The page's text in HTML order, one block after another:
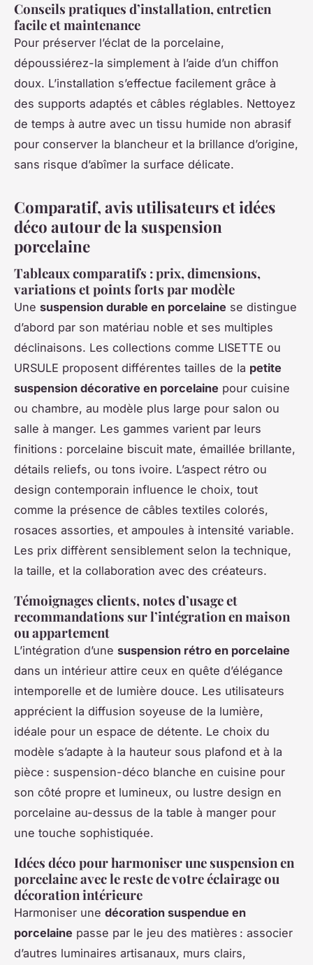
Conseils pratiques d’installation, entretien
facile et maintenance
Pour préserver l’éclat de la porcelaine,
dépoussiérez-la simplement à l’aide d’un chiffon
doux. L’installation s’effectue facilement grâce à
des supports adaptés et câbles réglables. Nettoyez
de temps à autre avec un tissu humide non abrasif
pour conserver la blancheur et la brillance d’origine,
sans risque d’abîmer la surface délicate.
Comparatif, avis utilisateurs et idées
déco autour de la suspension
porcelaine
Tableaux comparatifs : prix, dimensions,
variations et points forts par modèle
Une suspension durable en porcelaine se distingue
d’abord par son matériau noble et ses multiples
déclinaisons. Les collections comme LISETTE ou
URSULE proposent différentes tailles de la petite
suspension décorative en porcelaine pour cuisine
ou chambre, au modèle plus large pour salon ou
salle à manger. Les gammes varient par leurs
finitions : porcelaine biscuit mate, émaillée brillante,
détails reliefs, ou tons ivoire. L’aspect rétro ou
design contemporain influence le choix, tout
comme la présence de câbles textiles colorés,
rosaces assorties, et ampoules à intensité variable.
Les prix diffèrent sensiblement selon la technique,
la taille, et la collaboration avec des créateurs.
Témoignages clients, notes d’usage et
recommandations sur l’intégration en maison
ou appartement
L’intégration d’une suspension rétro en porcelaine
dans un intérieur attire ceux en quête d’élégance
intemporelle et de lumière douce. Les utilisateurs
apprécient la diffusion soyeuse de la lumière,
idéale pour un espace de détente. Le choix du
modèle s’adapte à la hauteur sous plafond et à la
pièce : suspension-déco blanche en cuisine pour
son côté propre et lumineux, ou lustre design en
porcelaine au-dessus de la table à manger pour
une touche sophistiquée.
Idées déco pour harmoniser une suspension en
porcelaine avec le reste de votre éclairage ou
décoration intérieure
Harmoniser une décoration suspendue en
porcelaine passe par le jeu des matières : associer
d’autres luminaires artisanaux, murs clairs,